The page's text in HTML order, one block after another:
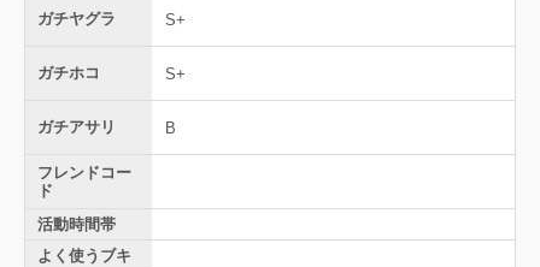
ガチヤグラ S+
ガチホコ S+
ガチアサリ B
フレンドコー
ド
活動時間帯
よく使うブキ